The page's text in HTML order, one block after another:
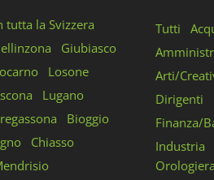
tutta la Svizzera
Giubiasco
Losone
Lugano
Bioggio
Chiasso
Tutti
Arti/
Dirigenti
Finanza/
Industria